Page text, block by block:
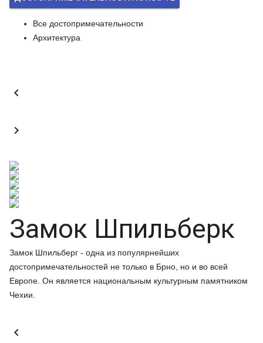
Все достопримечательности
Архитектура


Замок Шпильберк
Замок Шпильберг - одна из популярнейших
достопримечательностей не только в Брно, но и во всей
Европе. Он является национальным культурным памятником
Чехии.
